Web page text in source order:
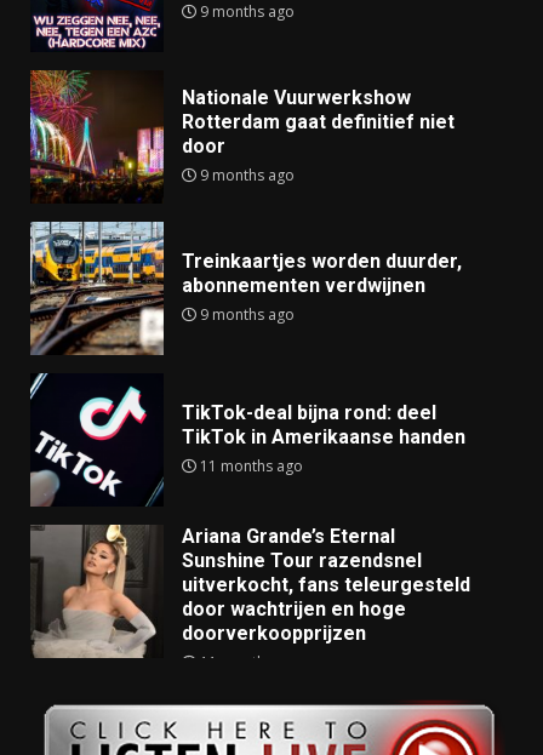
9 months ago
Nationale Vuurwerkshow
Rotterdam gaat definitief niet
door
9 months ago
Treinkaartjes worden duurder,
abonnementen verdwijnen
9 months ago
TikTok-deal bijna rond: deel
TikTok in Amerikaanse handen
11 months ago
Ariana Grande’s Eternal
Sunshine Tour razendsnel
uitverkocht, fans teleurgesteld
door wachtrijen en hoge
doorverkoopprijzen
11 months ago